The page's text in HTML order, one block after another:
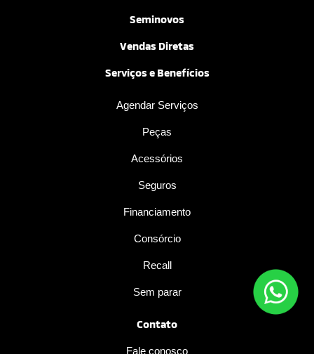
Seminovos
Vendas Diretas
Serviços e Benefícios
Agendar Serviços
Peças
Acessórios
Seguros
Financiamento
Consórcio
Recall
Sem parar
Contato
Fale conosco